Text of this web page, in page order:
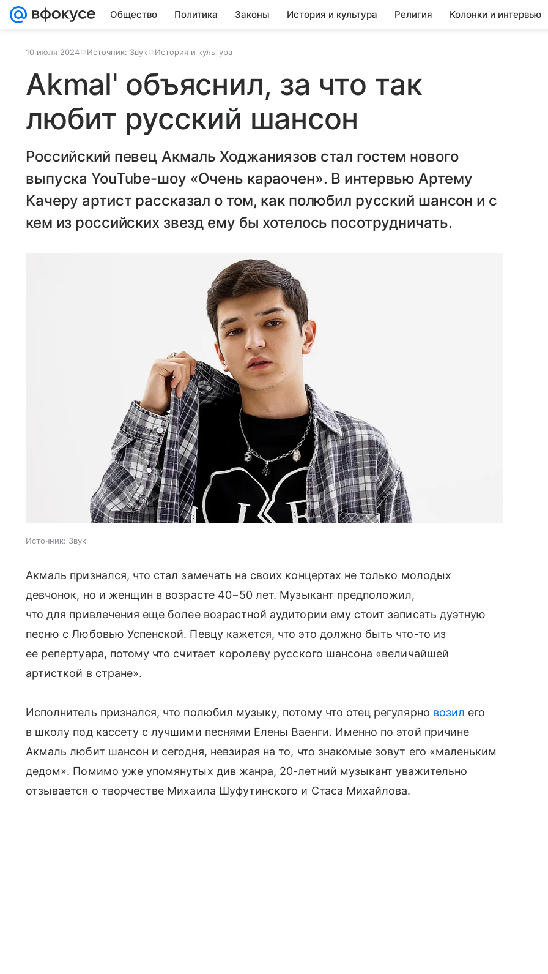
Общество Политика Законы История и культура Религия Колонки и интервью
10 июля 2024 Источник: Звук История и культура
Akmal' объяснил, за что так
любит русский шансон
Российский певец Акмаль Ходжаниязов стал гостем нового
выпуска YouTube-шоу «Очень караочен». В интервью Артему
Качеру артист рассказал о том, как полюбил русский шансон и с
кем из российских звезд ему бы хотелось посотрудничать.
Источник: Звук
Акмаль признался, что стал замечать на своих концертах не только молодых
девчонок, но и женщин в возрасте 40−50 лет. Музыкант предположил,
что для привлечения еще более возрастной аудитории ему стоит записать дуэтную
песню с Любовью Успенской. Певцу кажется, что это должно быть что-то из
ее репертуара, потому что считает королеву русского шансона «величайшей
артисткой в стране».
Исполнитель признался, что полюбил музыку, потому что отец регулярно возил его
в школу под кассету с лучшими песнями Елены Ваенги. Именно по этой причине
Акмаль любит шансон и сегодня, невзирая на то, что знакомые зовут его «маленьким
дедом». Помимо уже упомянутых див жанра, 20-летний музыкант уважительно
отзывается о творчестве Михаила Шуфутинского и Стаса Михайлова.